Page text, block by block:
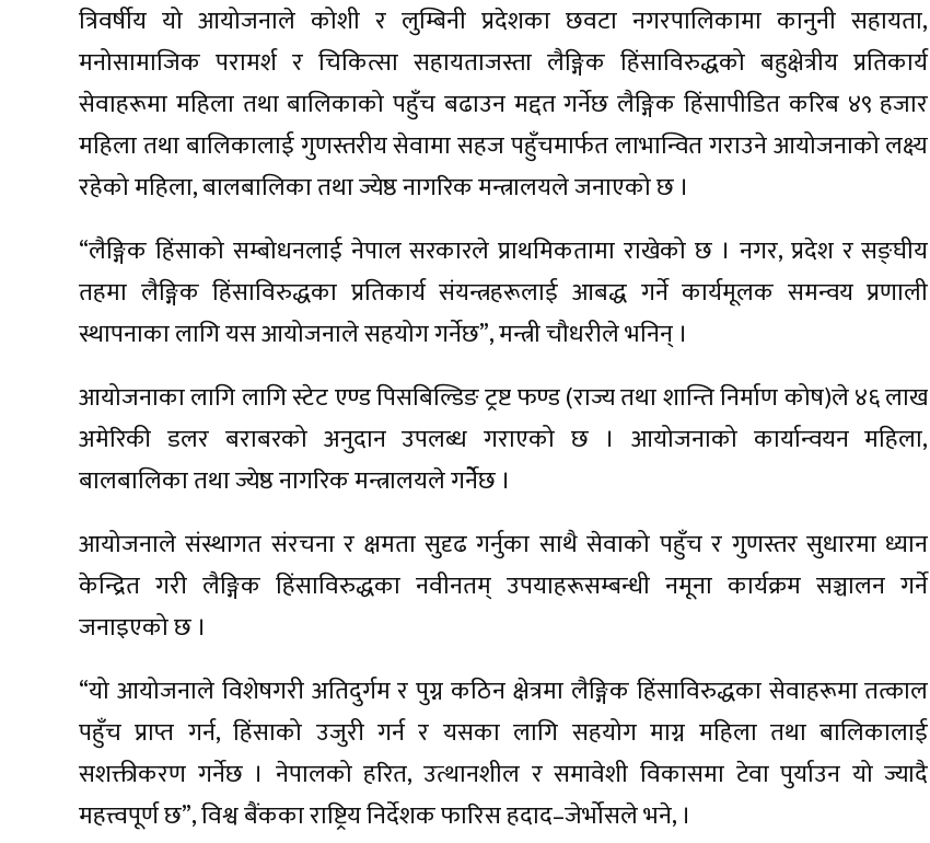
त्रिवर्षीय यो आयोजनाले कोशी र लुम्बिनी प्रदेशका छवटा नगरपालिकामा कानुनी सहायता,
मनोसामाजिक परामर्श र चिकित्सा सहायताजस्ता लैङ्गिक हिंसाविरुद्धको बहुक्षेत्रीय प्रतिकार्य
सेवाहरूमा महिला तथा बालिकाको पहुँच बढाउन मद्दत गर्नेछ लैङ्गिक हिंसापीडित करिब ४९ हजार
महिला तथा बालिकालाई गुणस्तरीय सेवामा सहज पहुँचमार्फत लाभान्वित गराउने आयोजनाको लक्ष्य
रहेको महिला, बालबालिका तथा ज्येष्ठ नागरिक मन्त्रालयले जनाएको छ ।
“लैङ्गिक हिंसाको सम्बोधनलाई नेपाल सरकारले प्राथमिकतामा राखेको छ । नगर, प्रदेश र सङ्घीय
तहमा लैङ्गिक हिंसाविरुद्धका प्रतिकार्य संयन्त्रहरूलाई आबद्ध गर्ने कार्यमूलक समन्वय प्रणाली
स्थापनाका लागि यस आयोजनाले सहयोग गर्नेछ”, मन्त्री चौधरीले भनिन् ।
आयोजनाका लागि लागि स्टेट एण्ड पिसबिल्डिङ ट्रष्ट फण्ड (राज्य तथा शान्ति निर्माण कोष)ले ४६ लाख
अमेरिकी डलर बराबरको अनुदान उपलब्ध गराएको छ । आयोजनाको कार्यान्वयन महिला,
बालबालिका तथा ज्येष्ठ नागरिक मन्त्रालयले गर्नेेछ ।
आयोजनाले संस्थागत संरचना र क्षमता सुदृढ गर्नुका साथै सेवाको पहुँच र गुणस्तर सुधारमा ध्यान
केन्द्रित गरी लैङ्गिक हिंसाविरुद्धका नवीनतम् उपयाहरूसम्बन्धी नमूना कार्यक्रम सञ्चालन गर्ने
जनाइएको छ ।
“यो आयोजनाले विशेषगरी अतिदुर्गम र पुग्न कठिन क्षेत्रमा लैङ्गिक हिंसाविरुद्धका सेवाहरूमा तत्काल
पहुँच प्राप्त गर्न, हिंसाको उजुरी गर्न र यसका लागि सहयोग माग्न महिला तथा बालिकालाई
सशक्तीकरण गर्नेछ । नेपालको हरित, उत्थानशील र समावेशी विकासमा टेवा पुर्याउन यो ज्यादै
महत्त्वपूर्ण छ”, विश्व बैंकका राष्ट्रिय निर्देशक फारिस हदाद–जेर्भोसले भने, ।